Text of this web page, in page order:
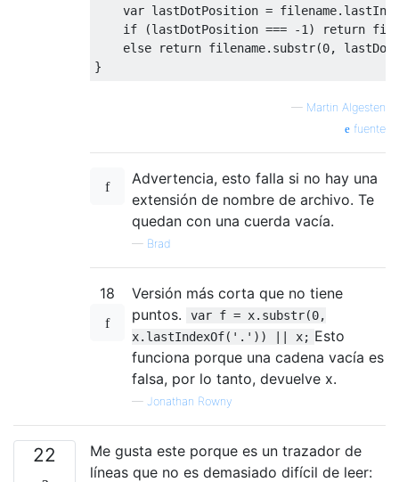
var lastDotPosition = filename.
if
(lastDotPosition === -1 ) return
else
return filename. substr(0,
}
— Martin Algesten
fuente
Advertencia, esto falla si no hay una
extensión de nombre de archivo. Te
quedan con una cuerda vacía.
— Brad
18
Versión más corta que no tiene
puntos.
var f = x.substr(0,
x.lastIndexOf('.')) || x; Esto
funciona porque una cadena vacía es
falsa, por lo tanto, devuelve x.
— Jonathan Rowny
22
Me gusta este porque es un trazador de
líneas que no es demasiado difícil de leer: